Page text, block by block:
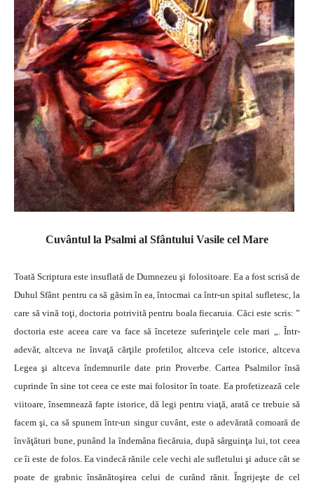
Cuvântul la Psalmi al Sfântului Vasile cel Mare
Toată Scriptura este insuflată de Dumnezeu şi folositoare. Ea a fost scrisă de
Duhul Sfânt pentru ca să găsim în ea, întocmai ca într-un spital sufletesc, la
care să vină toţi, doctoria potrivită pentru boala fiecaruia. Căci este scris: ”
doctoria este aceea care va face să înceteze suferinţele cele mari „.Într-
adevăr, altceva ne învaţă cărţile profetilor, altceva cele istorice, altceva
Legea şi altceva îndemnurile date prin Proverbe. Cartea Psalmilor însă
cuprinde în sine tot ceea ce este mai folositor în toate. Ea profetizează cele
viitoare, însemnează fapte istorice, dă legi pentru viaţă, arată ce trebuie să
facem şi, ca să spunem într-un singur cuvânt, este o adevărată comoară de
învăţături bune, punând la îndemâna fiecăruia, după sârguinţa lui, tot ceea
ce îi este de folos. Ea vindecă rănile cele vechi ale sufletului şi aduce cât se
poate de grabnic însănătoşirea celui de curând rănit. Îngrijeşte de cel